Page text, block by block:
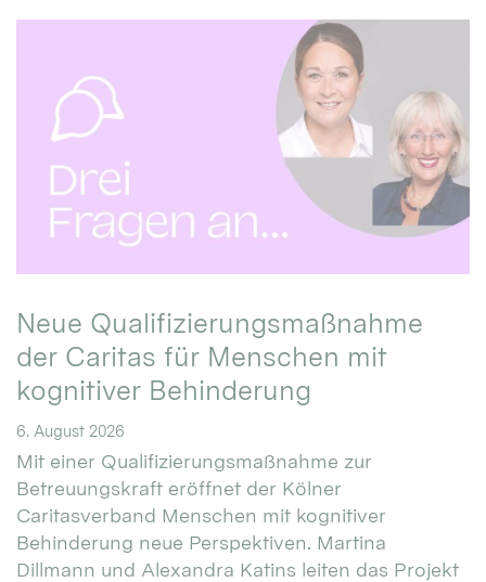
Neue Qualifizierungsmaßnahme
der Caritas für Menschen mit
kognitiver Behinderung
6. August 2026
Mit einer Qualifizierungsmaßnahme zur
Betreuungskraft eröffnet der Kölner
Caritasverband Menschen mit kognitiver
Behinderung neue Perspektiven. Martina
Dillmann und Alexandra Katins leiten das Projekt